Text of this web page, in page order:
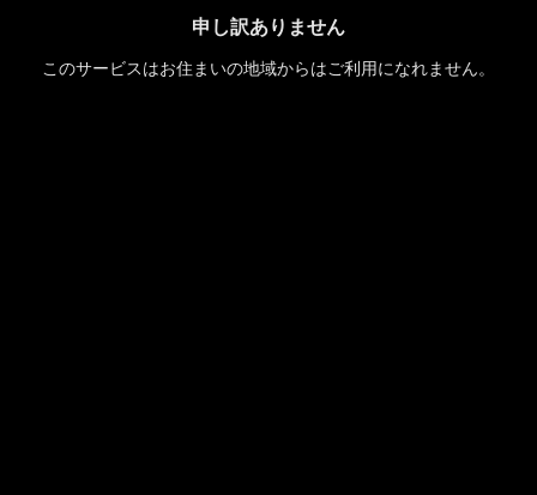
申し訳ありません
このサービスはお住まいの地域からはご利用になれません。